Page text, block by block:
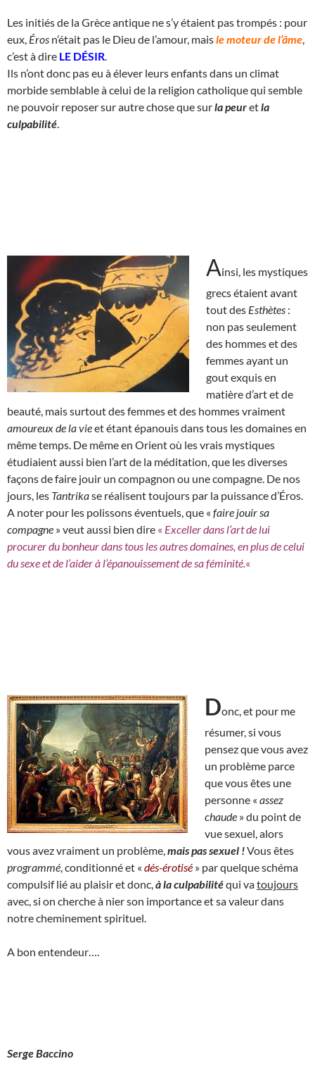
Les initiés de la Grèce antique ne s’y étaient pas trompés : pour
eux, Éros n’était pas le Dieu de l’amour, maisle moteur de l’âme
c’est à dire LE DÉSIR
Ils n’ont donc pas eu à élever leurs enfants dans un climat
morbide semblable à celui de la religion catholique qui semble
ne pouvoir reposer sur autre chose que surla peuretla
culpabilité
Ainsi, les mystiques
grecs étaient avant
tout des Esthètes :
non pas seulement
des hommes et des
femmes ayant un
gout exquis en
matière d’art et de
beauté, mais surtout des femmes et des hommes vraiment
amoureux de la vieet étant épanouis dans tous les domaines en
même temps. De même en Orient où les vrais mystiques
étudiaient aussi bien l’art de la méditation, que les diverses
façons de faire jouir un compagnon ou une compagne. De nos
jours, les Tantrikase réalisent toujours par la puissance d’Éros.
A noter pour les polissons éventuels, que « faire jouir sa
compagne » veut aussi bien dire « Exceller dans l’art de lui
procurer du bonheur dans tous les autres domaines, en plus de celui
du sexe et de l’aider à l’épanouissement de sa féminité. «
Donc, et pour me
résumer, si vous
pensez que vous avez
un problème parce
que vous êtes une
personne « assez
chaude » du point de
vue sexuel, alors
vous avez vraiment un problème, mais pas sexuel !Vous êtes
programmé , conditionné et « dés-érotisé » par quelque schéma
compulsif lié au plaisir et donc, à la culpabilitéqui vatoujours
avec, si on cherche à nier son importance et sa valeur dans
notre cheminement spirituel.
A bon entendeur….
Serge Baccino